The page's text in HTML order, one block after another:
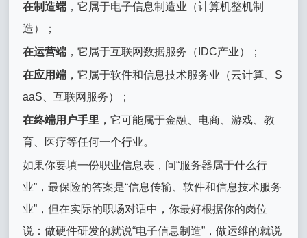
在制造端 ，它属于电子信息制造业（计算机整机制
造）；
在运营端 ，它属于互联网数据服务（IDC产业）；
在应用端 ，它属于软件和信息技术服务业（云计算、S
aaS、互联网服务）；
在终端用户手里 ，它可能属于金融、电商、游戏、教
育、医疗等任何一个行业。
如果你要填一份职业信息表，问“服务器属于什么行
业”，最保险的答案是“信息传输、软件和信息技术服务
业”，但在实际的职场对话中，你最好根据你的岗位
说：做硬件研发的就说“电子信息制造”，做运维的就说